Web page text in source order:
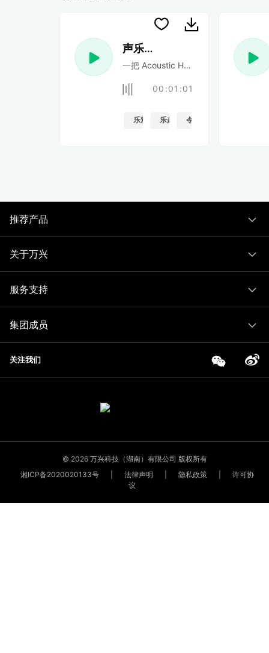
声乐民谣
一把 Acoustic Happy 民谣吉他，带有
00:01:01
乐观的 乐趣 令人振奋
推荐产品
关于万兴
服务支持
集团成员
关注我们
© 2026 万兴科技（湖南）有限公司 版权所有
湘ICP备2020020133号
法律声明 隐私政策
许可协
议